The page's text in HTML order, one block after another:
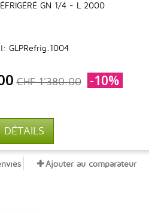
GN 1/4 - L 2000
GLPRefrig.1004
CHF 1'380.00 -10%
DÉTAILS
Ajouter au comparateur